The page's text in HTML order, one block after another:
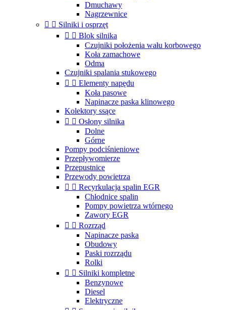
Dmuchawy
Nagrzewnice
  Silniki i osprzęt
  Blok silnika
Czujniki położenia wału korbowego
Koła zamachowe
Odma
Czujniki spalania stukowego
  Elementy napędu
Koła pasowe
Napinacze paska klinowego
Kolektory ssące
  Osłony silnika
Dolne
Górne
Pompy podciśnieniowe
Przepływomierze
Przepustnice
Przewody powietrza
  Recyrkulacja spalin EGR
Chłodnice spalin
Pompy powietrza wtórnego
Zawory EGR
  Rozrząd
Napinacze paska
Obudowy
Paski rozrządu
Rolki
  Silniki kompletne
Benzynowe
Diesel
Elektryczne